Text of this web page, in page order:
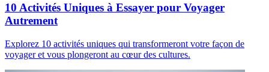
10 Activités Uniques à Essayer pour Voyager
Autrement
Explorez 10 activités uniques qui transformeront votre façon de
voyager et vous plongeront au cœur des cultures.